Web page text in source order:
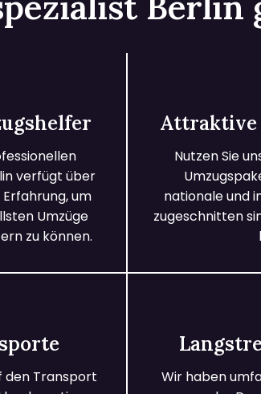
verfügt über
um
Umzüge
zu können.
Attraktive
Nutzen Sie
nationale und
zugeschnitten
den Transport
Wir haben